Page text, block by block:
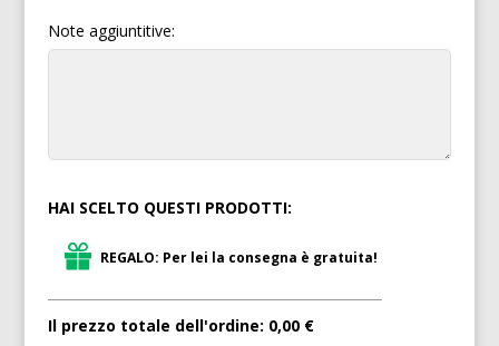
Note aggiuntitive:
HAI SCELTO QUESTI PRODOTTI:
REGALO: Per lei la consegna è gratuita!
Il prezzo totale dell'ordine: 0,00 €